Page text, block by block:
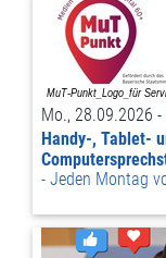
Mo., 28.09.2026
Handy-, Tablet-
Jeden Montag